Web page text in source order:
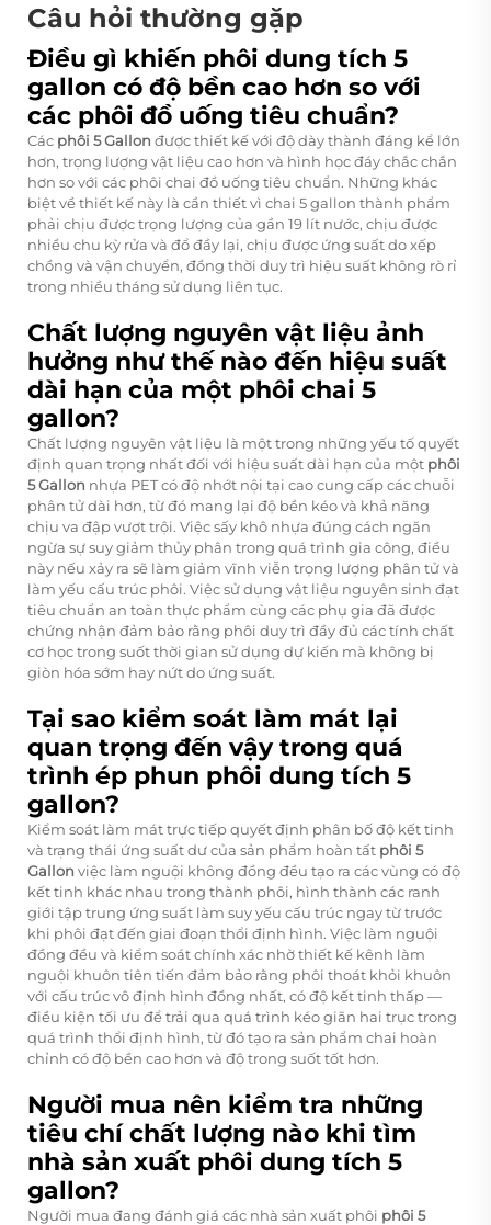
Câu hỏi thường gặp
Điều gì khiến phôi dung tích 5
gallon có độ bền cao hơn so với
các phôi đồ uống tiêu chuẩn?
Các phôi 5 Gallon được thiết kế với độ dày thành đáng kể lớn
hơn, trọng lượng vật liệu cao hơn và hình học đáy chắc chắn
hơn so với các phôi chai đồ uống tiêu chuẩn. Những khác
biệt về thiết kế này là cần thiết vì chai 5 gallon thành phẩm
phải chịu được trọng lượng của gần 19 lít nước, chịu được
nhiều chu kỳ rửa và đổ đầy lại, chịu được ứng suất do xếp
chồng và vận chuyển, đồng thời duy trì hiệu suất không rò rỉ
trong nhiều tháng sử dụng liên tục.
Chất lượng nguyên vật liệu ảnh
hưởng như thế nào đến hiệu suất
dài hạn của một phôi chai 5
gallon?
Chất lượng nguyên vật liệu là một trong những yếu tố quyết
định quan trọng nhất đối với hiệu suất dài hạn của một phôi
5 Gallon nhựa PET có độ nhớt nội tại cao cung cấp các chuỗi
phân tử dài hơn, từ đó mang lại độ bền kéo và khả năng
chịu va đập vượt trội. Việc sấy khô nhựa đúng cách ngăn
ngừa sự suy giảm thủy phân trong quá trình gia công, điều
này nếu xảy ra sẽ làm giảm vĩnh viễn trọng lượng phân tử và
làm yếu cấu trúc phôi. Việc sử dụng vật liệu nguyên sinh đạt
tiêu chuẩn an toàn thực phẩm cùng các phụ gia đã được
chứng nhận đảm bảo rằng phôi duy trì đầy đủ các tính chất
cơ học trong suốt thời gian sử dụng dự kiến mà không bị
giòn hóa sớm hay nứt do ứng suất.
Tại sao kiểm soát làm mát lại
quan trọng đến vậy trong quá
trình ép phun phôi dung tích 5
gallon?
Kiểm soát làm mát trực tiếp quyết định phân bố độ kết tinh
và trạng thái ứng suất dư của sản phẩm hoàn tất phôi 5
Gallon việc làm nguội không đồng đều tạo ra các vùng có độ
kết tinh khác nhau trong thành phôi, hình thành các ranh
giới tập trung ứng suất làm suy yếu cấu trúc ngay từ trước
khi phôi đạt đến giai đoạn thổi định hình. Việc làm nguội
đồng đều và kiểm soát chính xác nhờ thiết kế kênh làm
nguội khuôn tiên tiến đảm bảo rằng phôi thoát khỏi khuôn
với cấu trúc vô định hình đồng nhất, có độ kết tinh thấp —
điều kiện tối ưu để trải qua quá trình kéo giãn hai trục trong
quá trình thổi định hình, từ đó tạo ra sản phẩm chai hoàn
chỉnh có độ bền cao hơn và độ trong suốt tốt hơn.
Người mua nên kiểm tra những
tiêu chí chất lượng nào khi tìm
nhà sản xuất phôi dung tích 5
gallon?
Người mua đang đánh giá các nhà sản xuất phôi phôi 5